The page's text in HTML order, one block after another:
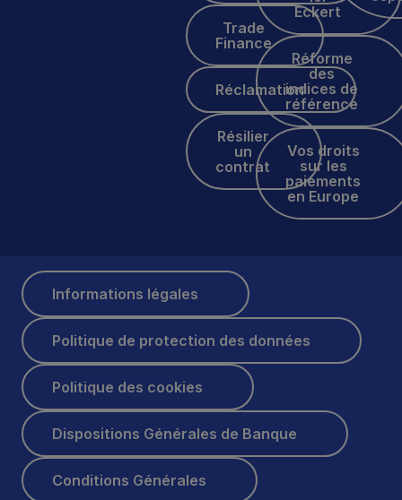
Trade Finance
Trade
Finance
Réclamation
Réclamation
Résilier un contrat
Résilier
un
contrat
Eckert
Réforme des indices
Réforme
des
indices de
référence
Vos droits sur les
Vos droits
sur les
paiements
en Europe
Informations légales
Informations légales
Politique de protection des données
Politique de protection des données
Politique des cookies
Politique des cookies
Dispositions Générales de Banque
Dispositions Générales de Banque
Conditions Générales
Conditions Générales